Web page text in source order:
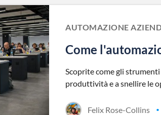
AUTOMAZIONE
Come
Scoprite come gli
produttività e a snellire le
Felix Rose-Collins •